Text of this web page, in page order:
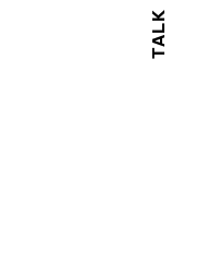
TALK